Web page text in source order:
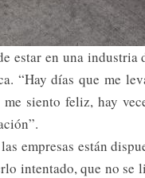
estar en una industria
“Hay días que me
siento feliz, hay
empresas están
intentado, que no se